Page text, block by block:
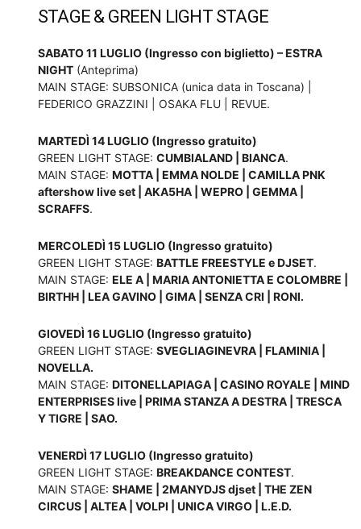
STAGE & GREEN LIGHT STAGE
SABATO 11 LUGLIO (Ingresso con biglietto) – ESTRA
NIGHT (Anteprima)
MAIN STAGE: SUBSONICA (unica data in Toscana) |
FEDERICO GRAZZINI | OSAKA FLU | REVUE.
MARTEDÌ 14 LUGLIO (Ingresso gratuito)
GREEN LIGHT STAGE: CUMBIALAND | BIANCA.
MAIN STAGE: MOTTA | EMMA NOLDE | CAMILLA PNK
aftershow live set | AKA5HA | WEPRO | GEMMA |
SCRAFFS.
MERCOLEDÌ 15 LUGLIO (Ingresso gratuito)
GREEN LIGHT STAGE: BATTLE FREESTYLE e DJSET.
MAIN STAGE: ELE A | MARIA ANTONIETTA E COLOMBRE |
BIRTHH | LEA GAVINO | GIMA | SENZA CRI | RONI.
GIOVEDÌ 16 LUGLIO (Ingresso gratuito)
GREEN LIGHT STAGE: SVEGLIAGINEVRA | FLAMINIA |
NOVELLA.
MAIN STAGE: DITONELLAPIAGA | CASINO ROYALE | MIND
ENTERPRISES live | PRIMA STANZA A DESTRA | TRESCA
Y TIGRE | SAO.
VENERDÌ 17 LUGLIO (Ingresso gratuito)
GREEN LIGHT STAGE: BREAKDANCE CONTEST.
MAIN STAGE: SHAME | 2MANYDJS djset | THE ZEN
CIRCUS | ALTEA | VOLPI | UNICA VIRGO | L.E.D.